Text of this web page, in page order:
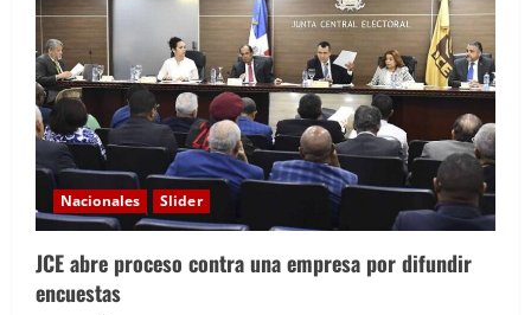
Nacionales Slider
JCE abre proceso contra una empresa por difundir
encuestas